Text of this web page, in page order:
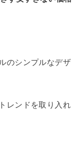
のシンプルなデザ
レンドを取り入れ